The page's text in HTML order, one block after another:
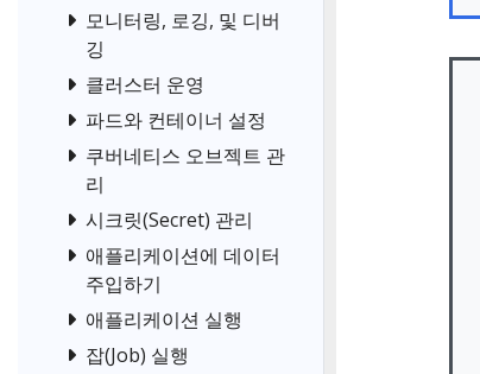
모니터링, 로깅, 및 디버
깅
클러스터 운영
파드와 컨테이너 설정
쿠버네티스 오브젝트 관
리
시크릿(Secret) 관리
애플리케이션에 데이터
주입하기
애플리케이션 실행
잡(Job) 실행